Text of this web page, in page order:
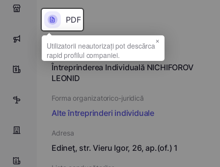
0
5
PDF
Denumirea completă
Întreprinderea Individuală NICHIFOROV
LEONID
Forma organizatorico-juridică
Alte întreprinderi individuale
Adresa
Edineţ, str. Vieru Igor, 26, ap.(of.) 1
×